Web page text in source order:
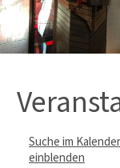
Suche im Kalender
einblenden